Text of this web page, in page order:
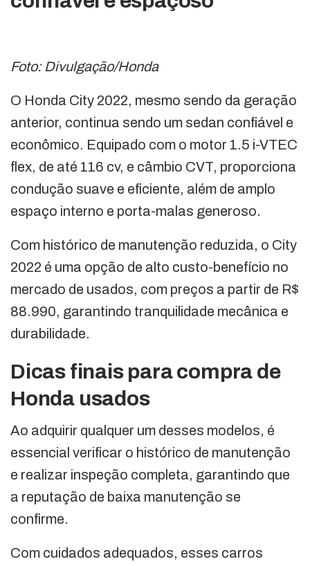
Foto: Divulgação/Honda
O Honda City 2022, mesmo sendo da geração
anterior, continua sendo um sedan confiável e
econômico. Equipado com o motor 1.5 i-VTEC
flex, de até 116 cv, e câmbio CVT, proporciona
condução suave e eficiente, além de amplo
espaço interno e porta-malas generoso.
Com histórico de manutenção reduzida, o City
2022 é uma opção de alto custo-benefício no
mercado de usados, com preços a partir de R$
88.990, garantindo tranquilidade mecânica e
durabilidade.
Dicas finais para compra de
Honda usados
Ao adquirir qualquer um desses modelos, é
essencial verificar o histórico de manutenção
e realizar inspeção completa, garantindo que
a reputação de baixa manutenção se
confirme.
Com cuidados adequados, esses carros